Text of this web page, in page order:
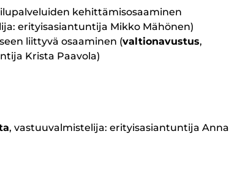
kehittämisosaaminen
erityisasiantuntija Mikko Mähönen)
liittyvä osaaminen (valtionavustus,
Krista Paavola)
, vastuuvalmistelija: erityisasiantuntija Anna